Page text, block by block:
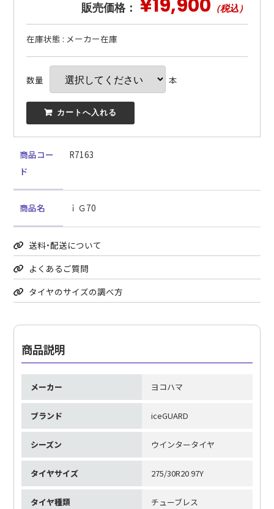
販売価格： ¥19,900 （税込）
在庫状態 : メーカー在庫
数量 本
 カートへ入れる
商品コー
ド
R7163
商品名 ｉＧ70
送料・配送について
よくあるご質問
タイヤのサイズの調べ方
商品説明
メーカー ヨコハマ
ブランド iceGUARD
シーズン ウインタータイヤ
タイヤサイズ 275/30R20 97Y
タイヤ種類 チューブレス